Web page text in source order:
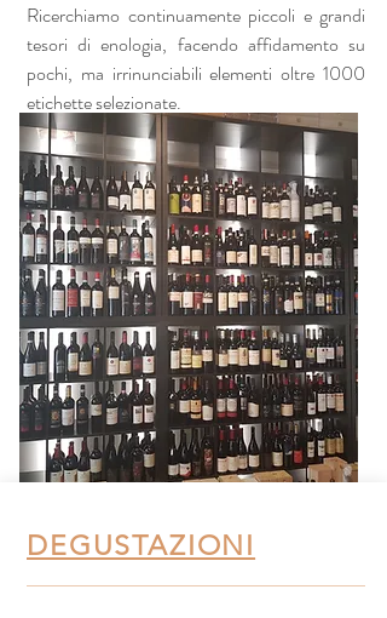
Ricerchiamo continuamente piccoli e grandi
tesori di enologia, facendo affidamento su
pochi, ma irrinunciabili elementi oltre 1000
etichette selezionate.
DEGUSTAZIONI